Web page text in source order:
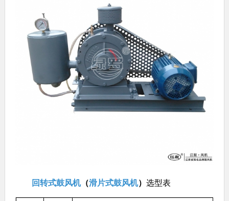
回转式鼓风机（滑片式鼓风机） 选型表